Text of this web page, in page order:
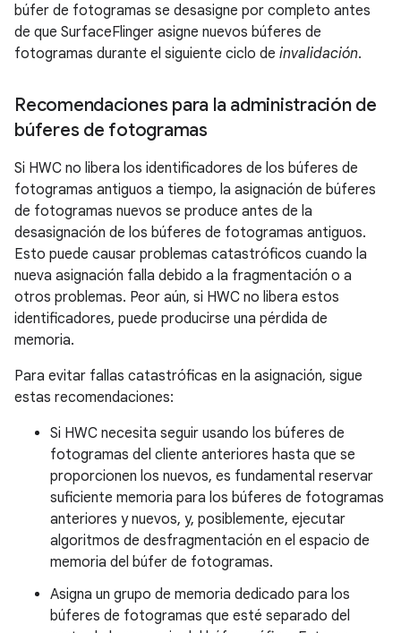
búfer de fotogramas se desasigne por completo antes
de que SurfaceFlinger asigne nuevos búferes de
fotogramas durante el siguiente ciclo de invalidación.
Recomendaciones para la administración de
búferes de fotogramas
Si HWC no libera los identificadores de los búferes de
fotogramas antiguos a tiempo, la asignación de búferes
de fotogramas nuevos se produce antes de la
desasignación de los búferes de fotogramas antiguos.
Esto puede causar problemas catastróficos cuando la
nueva asignación falla debido a la fragmentación o a
otros problemas. Peor aún, si HWC no libera estos
identificadores, puede producirse una pérdida de
memoria.
Para evitar fallas catastróficas en la asignación, sigue
estas recomendaciones:
Si HWC necesita seguir usando los búferes de
fotogramas del cliente anteriores hasta que se
proporcionen los nuevos, es fundamental reservar
suficiente memoria para los búferes de fotogramas
anteriores y nuevos, y, posiblemente, ejecutar
algoritmos de desfragmentación en el espacio de
memoria del búfer de fotogramas.
Asigna un grupo de memoria dedicado para los
búferes de fotogramas que esté separado del